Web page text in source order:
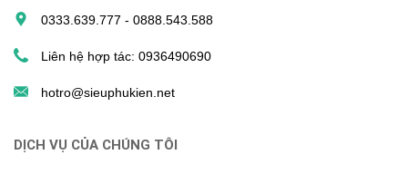
0333.639.777 - 0888.543.588
Liên hệ hợp tác: 0936490690
hotro@sieuphukien.net
DỊCH VỤ CỦA CHÚNG TÔI